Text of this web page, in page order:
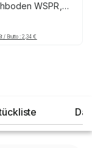
WSPR,
mm,
/ Brutto :2,34€